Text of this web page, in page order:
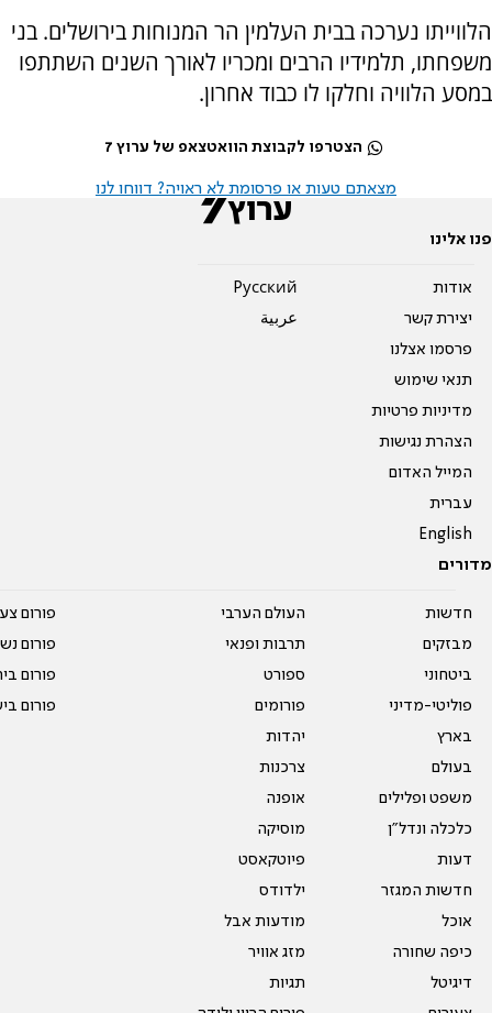
הלווייתו נערכה בבית העלמין הר המנוחות בירושלים. בני
משפחתו, תלמידיו הרבים ומכריו לאורך השנים השתתפו
במסע הלוויה וחלקו לו כבוד אחרון.
הצטרפו לקבוצת הוואטצאפ של ערוץ 7
מצאתם טעות או פרסומת לא ראויה? דווחו לנו
פנו אלינו
אודות
יצירת קשר
פרסמו אצלנו
תנאי שימוש
מדיניות פרטיות
הצהרת נגישות
המייל האדום
עברית
English
Pусский
عربية
מדורים
חדשות
מבזקים
ביטחוני
פוליטי-מדיני
בארץ
בעולם
משפט ופלילים
כלכלה ונדל"ן
דעות
חדשות המגזר
אוכל
כיפה שחורה
דיגיטל
העולם הערבי
תרבות ופנאי
ספורט
פורומים
יהדות
צרכנות
אופנה
מוסיקה
פיוטקאסט
ילדודס
מודעות אבל
מזג אוויר
תגיות
פורום
פורום
פורום
פורום